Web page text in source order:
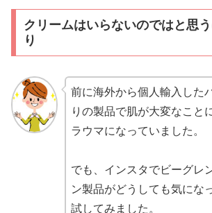
クリームはいらないのではと思
り
前に海外から個人輸入した
りの製品で肌が大変なこと
ラウマになっていました。
でも、インスタでビーグレ
ン製品がどうしても気にな
試してみました。